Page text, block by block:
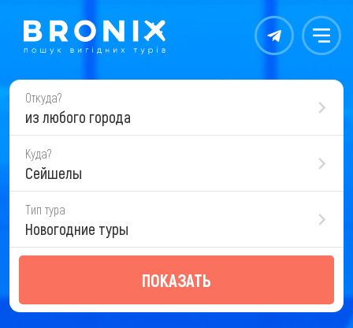
Контакты Меню
Откуда?
из любого города
Куда?
Сейшелы
Тип тура
Новогодние туры
ПОКАЗАТЬ